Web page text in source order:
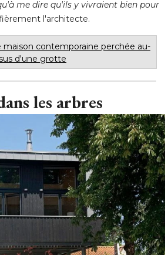
me dire qu'ils y vivraient bien pour
l'architecte.
maison contemporaine perchée au-
d'une grotte
les arbres